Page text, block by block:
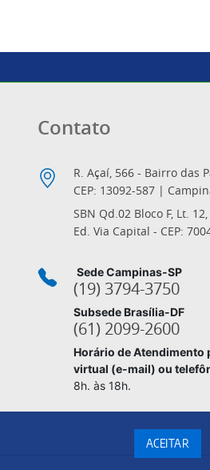
Contato
R. Açaí, 566 - Bairro das
CEP: 13092-587 |
SBN Qd.02 Bloco F, Lt.
Ed. Via Capital - CEP:
Sede Campinas-SP
(19) 3794-3750
Subsede Brasília-DF
(61) 2099-2600
Horário de Atendimento
virtual (e-mail) ou
8h. às 18h.
ACEITAR